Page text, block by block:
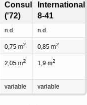
Consul
('72)
International
8-41
n.d. n.d.
0,75 m2 0,85 m2
2,05 m2 1,9 m2
variable variable